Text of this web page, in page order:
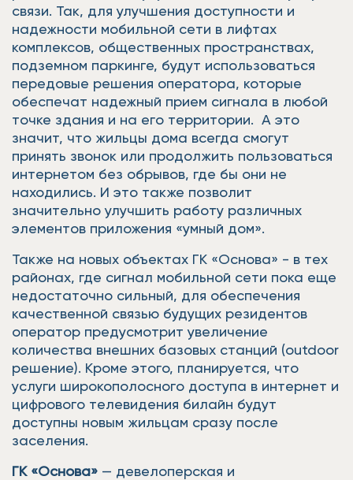
связи. Так, для улучшения доступности и
надежности мобильной сети в лифтах
комплексов, общественных пространствах,
подземном паркинге, будут использоваться
передовые решения оператора, которые
обеспечат надежный прием сигнала в любой
точке здания и на его территории. А это
значит, что жильцы дома всегда смогут
принять звонок или продолжить пользоваться
интернетом без обрывов, где бы они не
находились. И это также позволит
значительно улучшить работу различных
элементов приложения «умный дом».
Также на новых объектах ГК «Основа» - в тех
районах, где сигнал мобильной сети пока еще
недостаточно сильный, для обеспечения
качественной связью будущих резидентов
оператор предусмотрит увеличение
количества внешних базовых станций (outdoor
решение). Кроме этого, планируется, что
услуги широкополосного доступа в интернет и
цифрового телевидения билайн будут
доступны новым жильцам сразу после
заселения.
ГК «Основа» — девелоперская и